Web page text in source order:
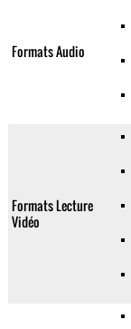
Formats Audio
Formats Lecture
Vidéo